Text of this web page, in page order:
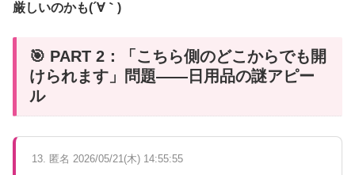
厳しいのかも(´∀｀)
🎯 PART 2：「こちら側のどこからでも開
けられます」問題――日用品の謎アピー
ル
13. 匿名 2026/05/21(木) 14:55:55